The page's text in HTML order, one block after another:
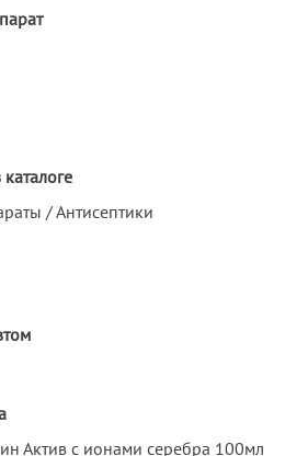
/ Антисептики
Актив с ионами серебра 100мл